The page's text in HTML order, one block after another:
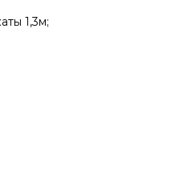
1,3м;